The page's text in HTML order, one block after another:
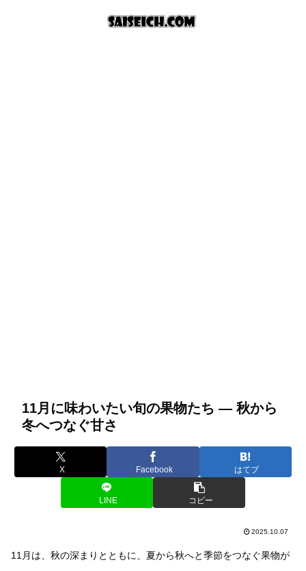
11月に味わいたい旬の果物たち — 秋から
冬へつなぐ甘さ
X Facebook はてブ
LINE コピー
2025.10.07
11月は、秋の深まりとともに、夏から秋へと季節をつなぐ果物が